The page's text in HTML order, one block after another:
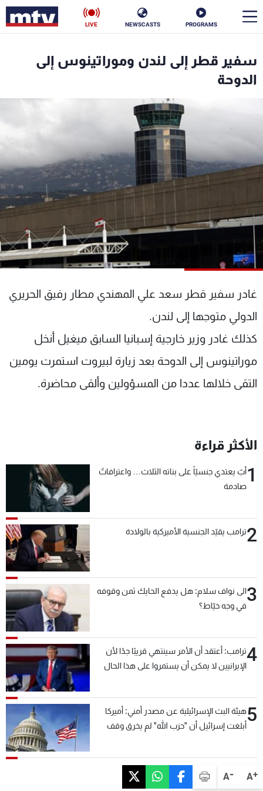
PROGRAMS
NEWSCASTS
LIVE
A+
A-
سفير قطر إلى لندن وموراتينوس إلى
الدوحة
غادر سفير قطر سعد علي المهندي مطار رفيق الحريري
الدولي متوجها إلى لندن.
كذلك غادر وزير خارجية إسبانيا السابق ميغيل أنخل
موراتينوس إلى الدوحة بعد زيارة لبيروت استمرت يومين
التقى خلالها عددا من المسؤولين وألقى محاضرة.
الأكثر قراءة
1أبٌ يعتدي جنسيّاً على بناته الثلاث… واعترافاتٌ
صادمة
2ترامب يقيّد الجنسية الأميركية بالولادة
3الى نواف سلام: هل يدفع الحايك ثمن وقوفه
في وجه خيّاط؟
4ترامب: أعتقد أن الأمر سينتهي قريبًا جدًا لأن
الإيرانيين لا يمكن أن يستمروا على هذا الحال
5هيئة البث الإسرائيلية عن مصدر أمني: أميركا
أبلغت إسرائيل أن "حزب الله" لم يخرق وقف
الأخبار
منوعات رياضة
البرامج
جدول البرامج
الترددات
الإنـتـاج
لاعلاناتكم
تواصل معنا
شروط الإسـتخدام
سياسة الخصوصية